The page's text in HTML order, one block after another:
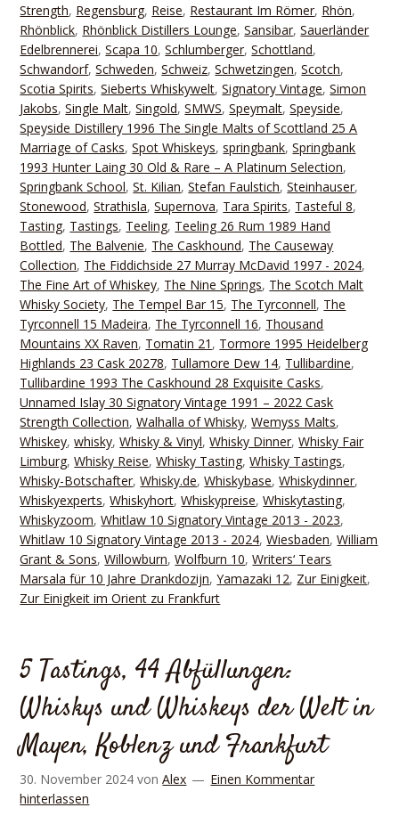
Strength, Regensburg, Reise, Restaurant Im Römer, Rhön,
Rhönblick, Rhönblick Distillers Lounge,Sansibar,Sauerländer
Edelbrennerei,Scapa 10,Schlumberger,Schottland,
Schwandorf,Schweden,Schweiz,Schwetzingen,Scotch,
Scotia Spirits,Sieberts Whiskywelt,Signatory Vintage,Simon
Jakobs,Single Malt,Singold,SMWS,Speymalt,Speyside,
Speyside Distillery 1996 The Single Malts of Scottland 25 A
Marriage of Casks,Spot Whiskeys,springbank,Springbank
1993 Hunter Laing 30 Old & Rare – A Platinum Selection,
Springbank School,St. Kilian,Stefan Faulstich,Steinhauser,
Stonewood,Strathisla,Supernova, Tara Spirits, Tasteful 8,
Tasting, Tastings, Teeling, Teeling 26 Rum 1989 Hand
Bottled, The Balvenie, The Caskhound, The Causeway
Collection, The Fiddichside 27 Murray McDavid 1997 - 2024,
The Fine Art of Whiskey, The Nine Springs, The Scotch Malt
Whisky Society, The Tempel Bar 15, The Tyrconnell, The
Tyrconnell 15 Madeira, The Tyrconnell 16, Thousand
Mountains XX Raven, Tomatin 21 , Tormore 1995 Heidelberg
Highlands 23 Cask 20278, Tullamore Dew 14, Tullibardine,
Tullibardine 1993 The Caskhound 28 Exquisite Casks,
Unnamed Islay 30 Signatory Vintage 1991 – 2022 Cask
Strength Collection,Walhalla of Whisky,Wemyss Malts,
Whiskey,whisky,Whisky & Vinyl,Whisky Dinner,Whisky Fair
Limburg,Whisky Reise,Whisky Tasting,Whisky Tastings,
Whisky-Botschafter,Whisky.de,Whiskybase,Whiskydinner,
Whiskyexperts,Whiskyhort,Whiskypreise,Whiskytasting,
Whiskyzoom,Whitlaw 10 Signatory Vintage 2013 - 2023,
Whitlaw 10 Signatory Vintage 2013 - 2024,Wiesbaden,William
Grant & Sons,Willowburn,Wolfburn 10,Writers‘ Tears
Marsala für 10 Jahre Drankdozijn,Yamazaki 12, Zur Einigkeit,
Zur Einigkeit im Orient zu Frankfurt
5 Tastings, 44 Abfüllungen:
Whiskys und Whiskeys der Welt in
Mayen, Koblenz und Frankfurt
30. November 2024 vonAlex
Einen Kommentar
hinterlassen